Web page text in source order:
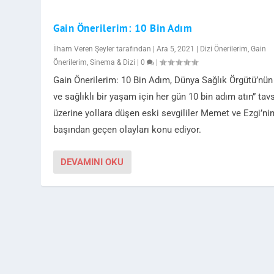
Gain Önerilerim: 10 Bin Adım
İlham Veren Şeyler tarafından |Ara 5, 2021 Dizi Önerilerim,Gain
Önerilerim,Sinema & Dizi |0 |
Gain Önerilerim: 10 Bin Adım, Dünya Sağlık
ve sağlıklı bir yaşam için her gün 10 bin adım atın”
üzerine yollara düşen eski sevgililer Memet ve Ezgi’nin
başından geçen olayları konu ediyor.
DEVAMINI OKU